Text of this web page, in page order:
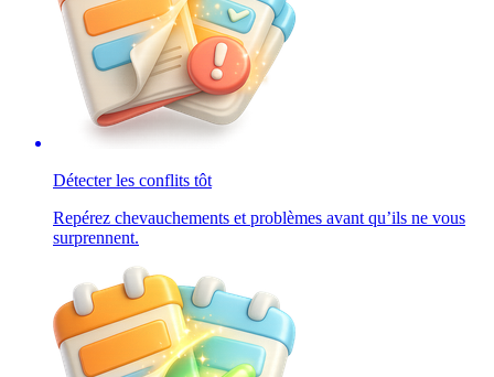
Détecter les conflits tôt
Repérez chevauchements et problèmes avant qu’ils ne vous
surprennent.